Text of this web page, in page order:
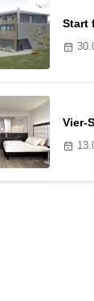
Start
Vier-